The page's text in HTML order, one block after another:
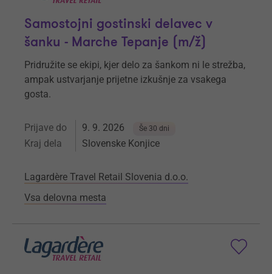
Samostojni gostinski delavec v
šanku - Marche Tepanje (m/ž)
Pridružite se ekipi, kjer delo za šankom ni le strežba,
ampak ustvarjanje prijetne izkušnje za vsakega
gosta.
Prijave do 9. 9. 2026 Še 30 dni
Kraj dela Slovenske Konjice
Lagardère Travel Retail Slovenia d.o.o.
Vsa delovna mesta